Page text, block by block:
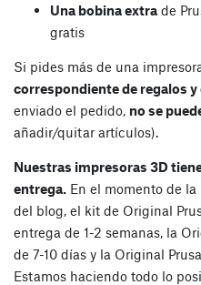
Una bobina extra de
gratis
Si pides más de una
correspondiente de regalos
enviado el pedido, no se
añadir/quitar artículos).
Nuestras impresoras 3D
entrega. En el momento de
del blog, el kit de Original
entrega de 1-2 semanas, la
de 7-10 días y la Original
Estamos haciendo todo lo